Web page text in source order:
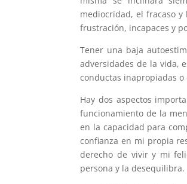
mediocridad, el fracaso
frustración, incapaces y
Tener una baja
adversidades de la vida,
conductas inapropiadas
Hay dos aspectos
funcionamiento de la
en la capacidad para
confianza en mi propia
derecho de vivir y mi
persona y la desequilibra.